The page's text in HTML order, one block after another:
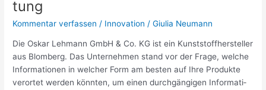
tung
Kommentar verfassen / Innovation /Giulia Neumann
Die Oskar Lehmann GmbH & Co. KG ist ein Kunst­stoff­her­steller
aus Blomberg. Das Unter­nehmen stand vor der Frage, welche
Infor­ma­tionen in welcher Form am besten auf Ihre Produkte
verortet werden könnten, um einen durch­gän­gigen Infor­ma­ti­